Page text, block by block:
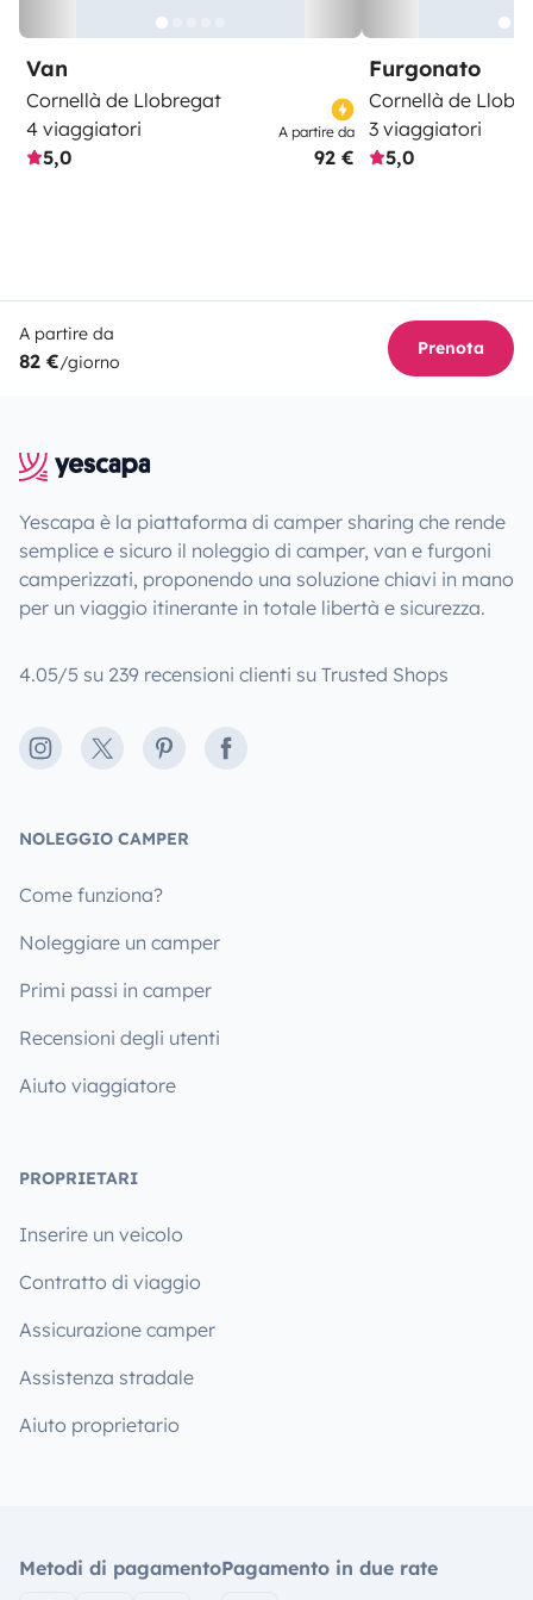
Van
Cornellà de Llobregat
4 viaggiatori
5,0
A partire da
92 €
Furgonato
Cornellà de
3 viaggiatori
5,0
A partire da
82 €/giorno
Prenota
Yescapa è la piattaforma di camper sharing che rende
semplice e sicuro il noleggio di camper, van e furgoni
camperizzati, proponendo una soluzione chiavi in mano
per un viaggio itinerante in totale libertà e sicurezza.
4.05/5 su 239 recensioni clienti su Trusted Shops
Instagram
X PinterestFacebook
NOLEGGIO CAMPER
Come funziona?
Noleggiare un camper
Primi passi in camper
Recensioni degli utenti
Aiuto viaggiatore
PROPRIETARI
Inserire un veicolo
Contratto di viaggio
Assicurazione camper
Assistenza stradale
Aiuto proprietario
Metodi di pagamentoPagamento in due rate